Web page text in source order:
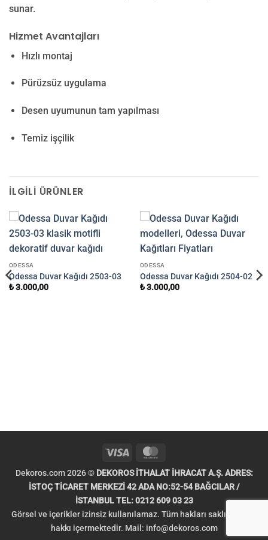
sunar.
Hizmet Avantajları
Hızlı montaj
Pürüzsüz uygulama
Desen uyumunun tam yapılması
Temiz işçilik
İLGILI ÜRÜNLER
ODESSA
Odessa Duvar Kağıdı 2503-03
₺3.000,00
ODESSA
Odessa Duvar Kağıdı 2504-02
₺3.000,00
Visa
Dekoros.com 2026 © DEKOROS İTHALAT İHRACAT A.Ş. ADRES:
İSTOÇ TİCARET MERKEZİ 42 ADA NO:52-54 BAĞCILAR /
İSTANBUL TEL: 0212 609 03 23
Görsel ve içerikler izinsiz kullanılamaz. Tüm hakları saklıdır. Telif
hakkı içermektedir. Mail: info@dekoros.com